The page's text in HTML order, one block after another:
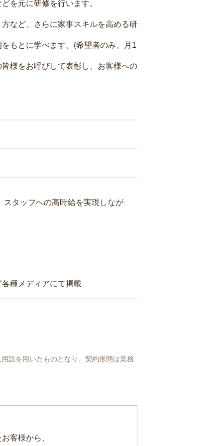
を元に研修を行います。
など、さらに家事スキルを高める研
もとに学べます。(希望者のみ、月1
様をお呼びして表彰し、お客様への
タッフへの高時給を実現しなが
種メディアにて掲載
語を用いたものとなり、契約形態は業務
客様から、